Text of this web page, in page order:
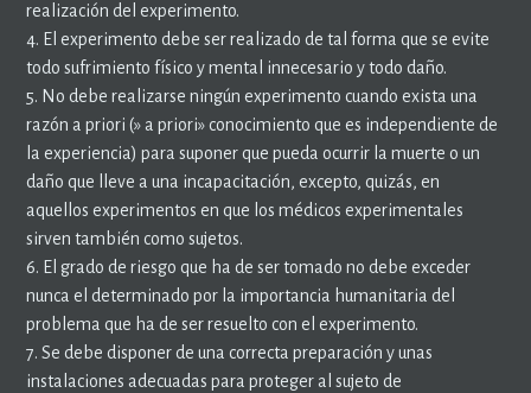
realización del experimento.
4. El experimento debe ser realizado de tal forma que se evite
todo sufrimiento físico y mental innecesario y todo daño.
5. No debe realizarse ningún experimento cuando exista una
razón a priori (» a priori» conocimiento que es independiente de
la experiencia) para suponer que pueda ocurrir la muerte o un
daño que lleve a una incapacitación, excepto, quizás, en
aquellos experimentos en que los médicos experimentales
sirven también como sujetos.
6. El grado de riesgo que ha de ser tomado no debe exceder
nunca el determinado por la importancia humanitaria del
problema que ha de ser resuelto con el experimento.
7. Se debe disponer de una correcta preparación y unas
instalaciones adecuadas para proteger al sujeto de